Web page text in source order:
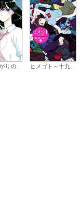
恋は雨上がりのように ヒメゴト～十九歳の制服～